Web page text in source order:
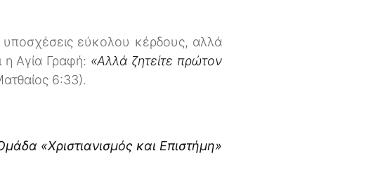
εύκολου κέρδους, αλλά
η Αγία Γραφή: «Αλλά ζητείτε πρώτον
6:33).
«Χριστιανισμός και Επιστήμη»